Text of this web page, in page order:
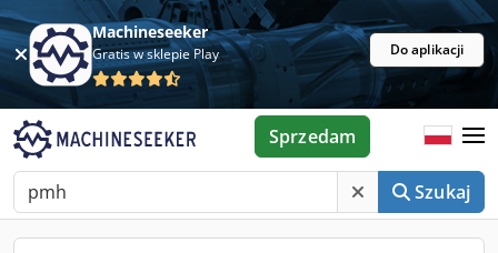
Machineseeker
Gratis w sklepie Play Do aplikacji
Szukaj
Sprzedam